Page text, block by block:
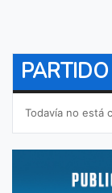
PARTIDO
Todavía no está